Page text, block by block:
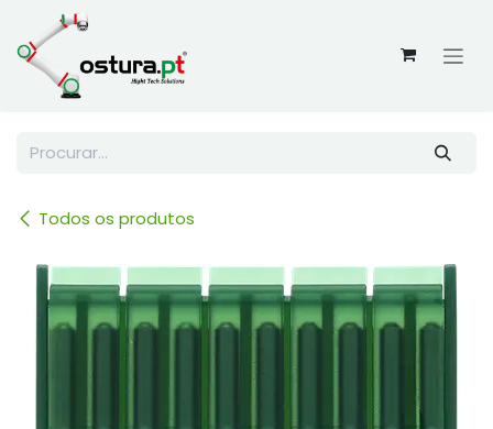
Skip to Content
Todos os produtos